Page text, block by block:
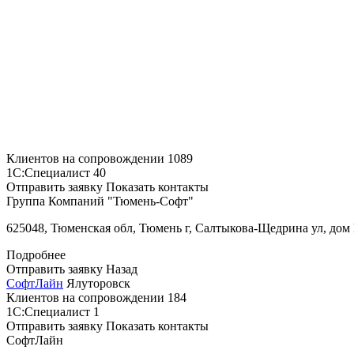
Клиентов на сопровождении 1089
1С:Специалист 40
Отправить заявку Показать контакты
Группа Компаний "Тюмень-Софт"
625048, Тюменская обл, Тюмень г, Салтыкова-Щедрина ул,
Подробнее
Отправить заявку Назад
СофтЛайн Ялуторовск
Клиентов на сопровождении 184
1С:Специалист 1
Отправить заявку Показать контакты
СофтЛайн